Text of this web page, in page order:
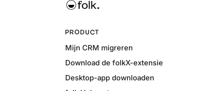
PRODUCT
Mijn CRM migreren
Download de folkX-extensie
Desktop-app downloaden